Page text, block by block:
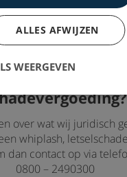
terugzien op de
whiplash
over wat wij juridisch
whiplash,
dan contact op via
0800 – 2490300
ALLES AFWIJZEN
WEERGEVEN